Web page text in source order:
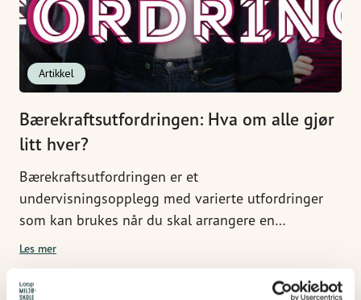
Artikkel
Bærekraftsutfordringen: Hva om alle gjør
litt hver?
Bærekraftsutfordringen er et
undervisningsopplegg med varierte utfordringer
som kan brukes når du skal arrangere en
bærekraftsuke ved din ungdomsskole eller VGS. Tar
Les mer